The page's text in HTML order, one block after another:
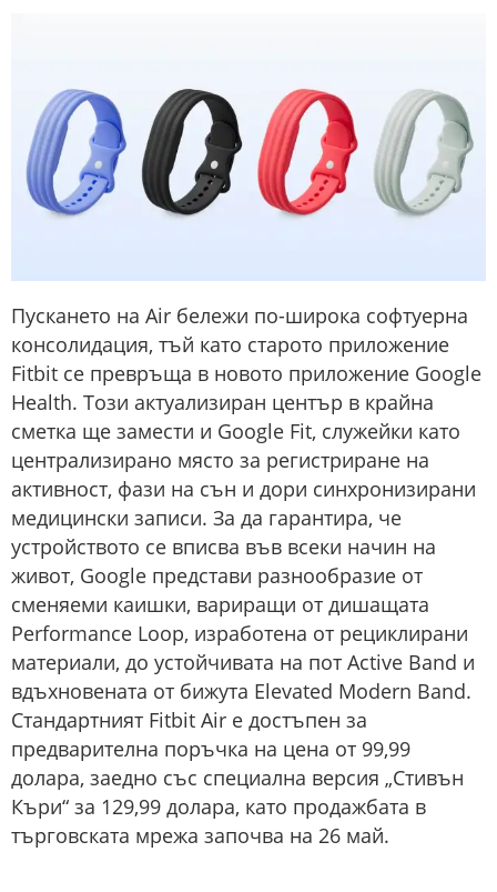
Пускането на Air бележи по-широка софтуерна
консолидация, тъй като старото приложение
Fitbit се превръща в новото приложение Google
Health. Този актуализиран център в крайна
сметка ще замести и Google Fit, служейки като
централизирано място за регистриране на
активност, фази на сън и дори синхронизирани
медицински записи. За да гарантира, че
устройството се вписва във всеки начин на
живот, Google представи разнообразие от
сменяеми каишки, вариращи от дишащата
Performance Loop, изработена от рециклирани
материали, до устойчивата на пот Active Band и
вдъхновената от бижута Elevated Modern Band.
Стандартният Fitbit Air е достъпен за
предварителна поръчка на цена от 99,99
долара, заедно със специална версия „Стивън
Къри“ за 129,99 долара, като продажбата в
търговската мрежа започва на 26 май.